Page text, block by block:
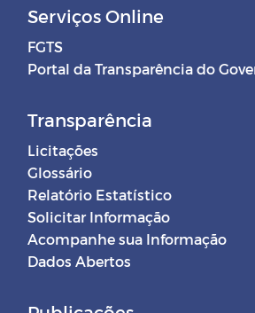
Serviços Online
FGTS
Portal da Transparência do
Transparência
Licitações
Glossário
Relatório Estatístico
Solicitar Informação
Acompanhe sua Informação
Dados Abertos